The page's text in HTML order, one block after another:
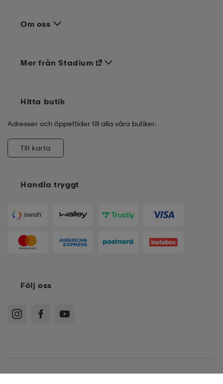
Om oss
Handla tryggt
Mer från Stadium
Hitta butik
Adresser och öppettider till alla våra butiker.
Till karta
Följ oss